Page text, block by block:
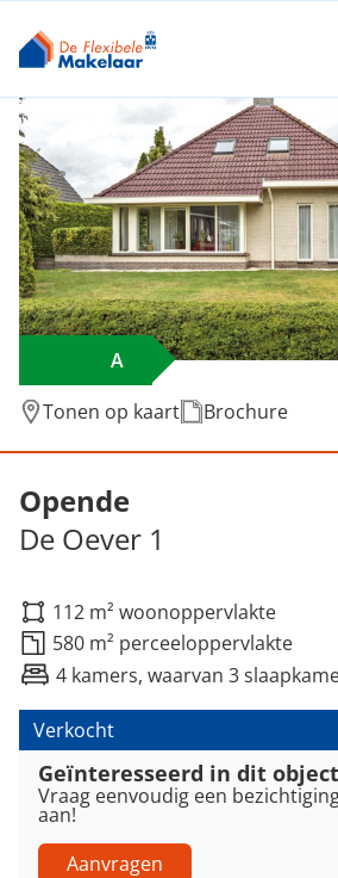
A
Tonen op kaart
Brochure
Opende
De Oever 1
112 m² woonoppervlakte
580 m² perceeloppervlakte
4 kamers, waarvan 3
Verkocht
Geïnteresseerd in dit
Vraag eenvoudig een
aan!
Aanvragen